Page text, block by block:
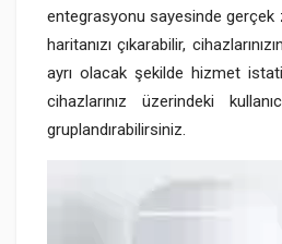
entegrasyonu sayesinde gerçek
haritanızı çıkarabilir,
ayrı olacak şekilde hizmet
cihazlarınız üzerindeki
gruplandırabilirsiniz.